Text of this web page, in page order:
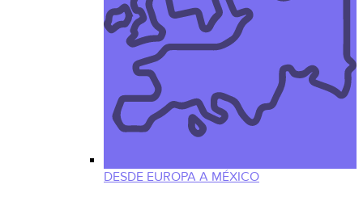
DESDE EUROPA A MÉXICO